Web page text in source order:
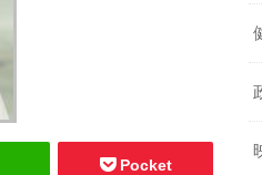
Pocket